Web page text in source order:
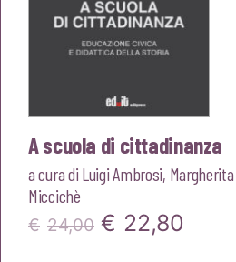
A scuola di cittadinanza
a cura di Luigi Ambrosi,
Miccichè
€ 24,00 Il
€ 22,80